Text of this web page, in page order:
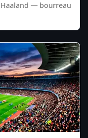
Haaland — bourreau